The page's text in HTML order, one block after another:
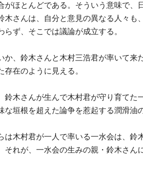
がほとんどである。そういう意味で、
木さんは、自分と意見の異なる人々
らず、そこでは議論が成立する。
、鈴木さんと木村三浩君が率いて来
存在のように見える。
木さんが生んで木村君が守り育てた
な垣根を超えた論争を惹起する潤滑油
木村君が一人で率いる一水会は、鈴
それが、一水会の生みの親・鈴木さん